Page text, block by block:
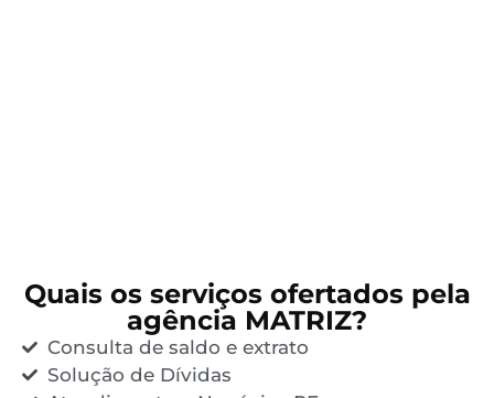
Quais os serviços ofertados pela
agência MATRIZ?
Consulta de saldo e extrato
Solução de Dívidas